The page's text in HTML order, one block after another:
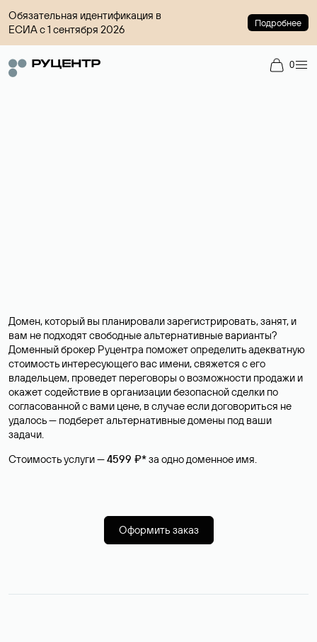
Обязательная идентификация в
ЕСИА с 1 сентября 2026
Подробнее
0
Домен, который вы планировали зарегистрировать, занят, и
вам не подходят свободные альтернативные варианты?
Доменный брокер Руцентра поможет определить адекватную
стоимость интересующего вас имени, свяжется с его
владельцем, проведет переговоры о возможности продажи и
окажет содействие в организации безопасной сделки по
согласованной с вами цене, в случае если договориться не
удалось — подберет альтернативные домены под ваши
задачи.
Стоимость услуги —4599 ₽*за одно доменное имя.
Оформить заказ